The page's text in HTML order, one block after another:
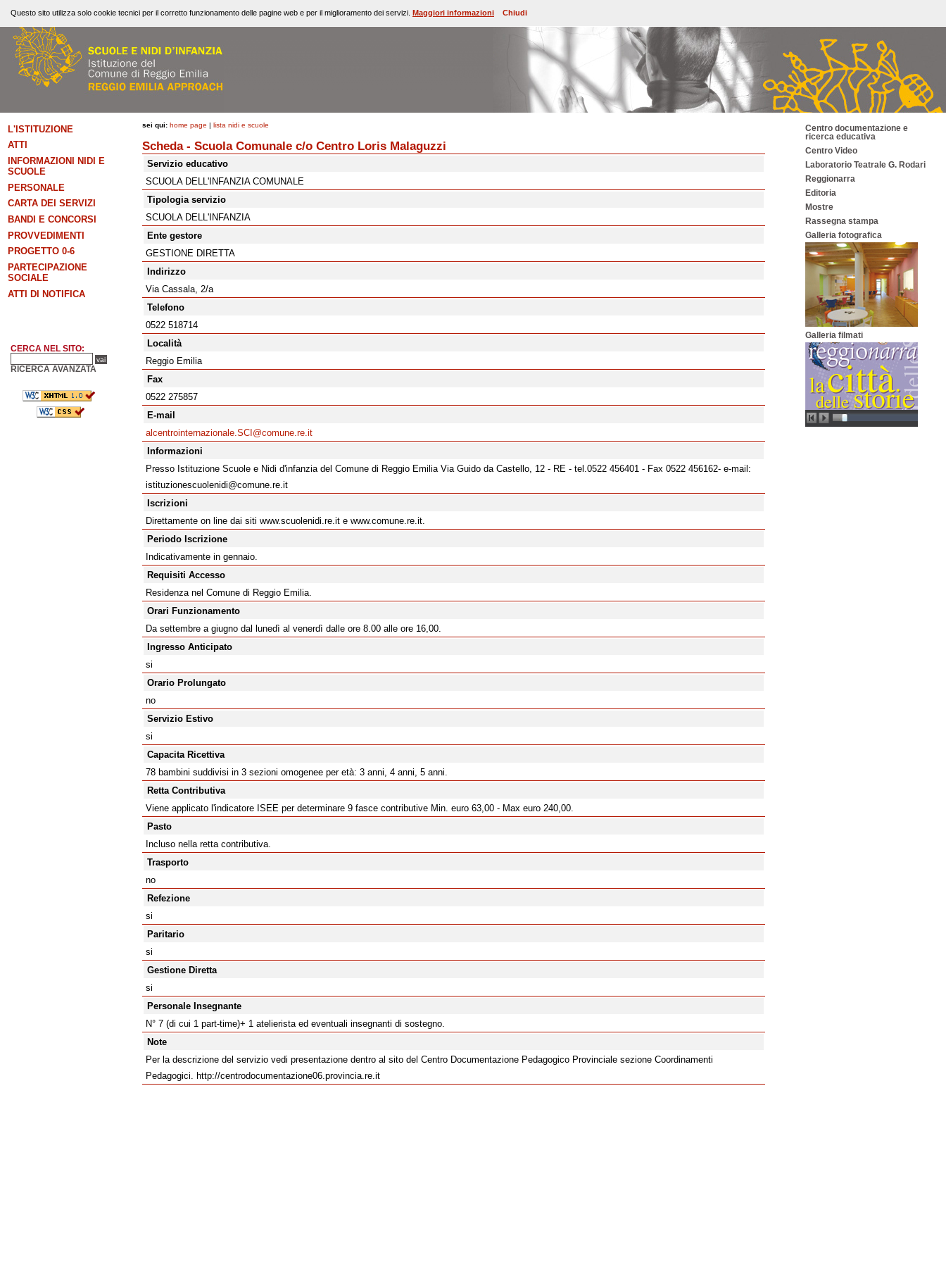
sei qui: home page | lista nidi e scuole
Scheda - Scuola Comunale c/o Centro Loris Malaguzzi
Servizio educativo
SCUOLA DELL'INFANZIA COMUNALE
Tipologia servizio
SCUOLA DELL'INFANZIA
Ente gestore
GESTIONE DIRETTA
Indirizzo
Via Cassala, 2/a
Telefono
0522 518714
Località
Reggio Emilia
Fax
0522 275857
E-mail
alcentrointernazionale.SCI@comune.re.it
Informazioni
Presso Istituzione Scuole e Nidi d'infanzia del Comune di Reggio Emilia Via Guido da Castello, 12 - RE - tel.0522 456401 - Fax 0522 456162- e-mail:
istituzionescuolenidi@comune.re.it
Iscrizioni
Direttamente on line dai siti www.scuolenidi.re.it e www.comune.re.it.
Periodo Iscrizione
Indicativamente in gennaio.
Requisiti Accesso
Residenza nel Comune di Reggio Emilia.
Orari Funzionamento
Da settembre a giugno dal lunedì al venerdì dalle ore 8.00 alle ore 16,00.
Ingresso Anticipato
si
Orario Prolungato
no
Servizio Estivo
si
Capacita Ricettiva
78 bambini suddivisi in 3 sezioni omogenee per età: 3 anni, 4 anni, 5 anni.
Retta Contributiva
Viene applicato l'indicatore ISEE per determinare 9 fasce contributive Min. euro 63,00 - Max euro 240,00.
Pasto
Incluso nella retta contributiva.
Trasporto
no
Refezione
si
Paritario
si
Gestione Diretta
si
Personale Insegnante
N° 7 (di cui 1 part-time)+ 1 atelierista ed eventuali insegnanti di sostegno.
Note
Per la descrizione del servizio vedi presentazione dentro al sito del Centro Documentazione Pedagogico Provinciale sezione Coordinamenti
Pedagogici. http://centrodocumentazione06.provincia.re.it
Centro documentazione e
ricerca educativa
Centro Video
Laboratorio Teatrale G. Rodari
Reggionarra
Editoria
Mostre
Rassegna stampa
Galleria fotografica
Galleria filmati
L'ISTITUZIONE
ATTI
INFORMAZIONI NIDI E
SCUOLE
PERSONALE
CARTA DEI SERVIZI
BANDI E CONCORSI
PROVVEDIMENTI
PROGETTO 0-6
PARTECIPAZIONE
SOCIALE
ATTI DI NOTIFICA
CERCA NEL SITO:
RICERCA AVANZATA
Questo sito utilizza solo cookie tecnici per il corretto funzionamento delle pagine web e per il miglioramento dei servizi. Maggiori informazioni Chiudi